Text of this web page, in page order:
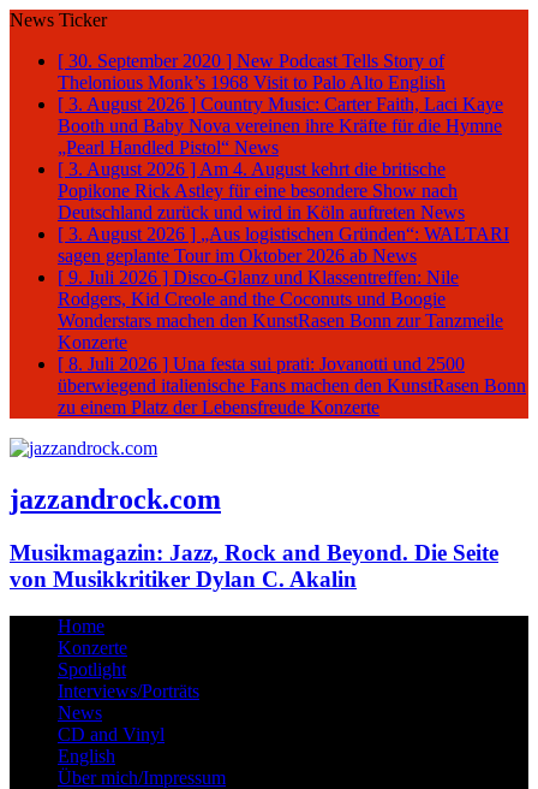
News Ticker
[ 30. September 2020 ] New Podcast Tells Story of
Thelonious Monk’s 1968 Visit to Palo Alto English
[ 3. August 2026 ] Country Music: Carter Faith, Laci Kaye
Booth und Baby Nova vereinen ihre Kräfte für die Hymne
„Pearl Handled Pistol“ News
[ 3. August 2026 ] Am 4. August kehrt die britische
Popikone Rick Astley für eine besondere Show nach
Deutschland zurück und wird in Köln auftreten News
[ 3. August 2026 ] „Aus logistischen Gründen“: WALTARI
sagen geplante Tour im Oktober 2026 ab News
[ 9. Juli 2026 ] Disco-Glanz und Klassentreffen: Nile
Rodgers, Kid Creole and the Coconuts und Boogie
Wonderstars machen den KunstRasen Bonn zur Tanzmeile
Konzerte
[ 8. Juli 2026 ] Una festa sui prati: Jovanotti und 2500
überwiegend italienische Fans machen den KunstRasen Bonn
zu einem Platz der Lebensfreude Konzerte
jazzandrock.com
Musikmagazin: Jazz, Rock and Beyond. Die Seite
von Musikkritiker Dylan C. Akalin
Home
Konzerte
Spotlight
Interviews/Porträts
News
CD and Vinyl
English
Über mich/Impressum